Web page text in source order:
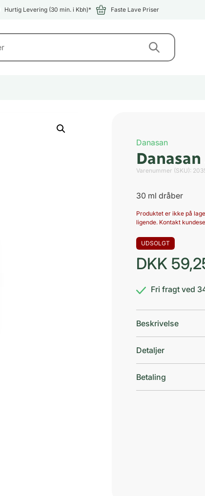
Hurtig Levering (30 min. i Kbh)* Faste Lave Priser
Danasan
Varenummer (SKU):
30 ml dråber
Produktet er ikke på
ligende. Kontakt
UDSOLGT
DKK
Fri fragt ved
Beskrivelse
Detaljer
Betaling